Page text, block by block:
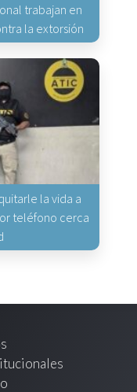
trabajan en
la extorsión
la vida a
teléfono cerca